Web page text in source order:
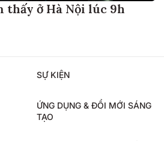
thấy ở Hà Nội lúc 9h
SỰ KIỆN
ỨNG DỤNG & ĐỔI MỚI SÁNG
TẠO